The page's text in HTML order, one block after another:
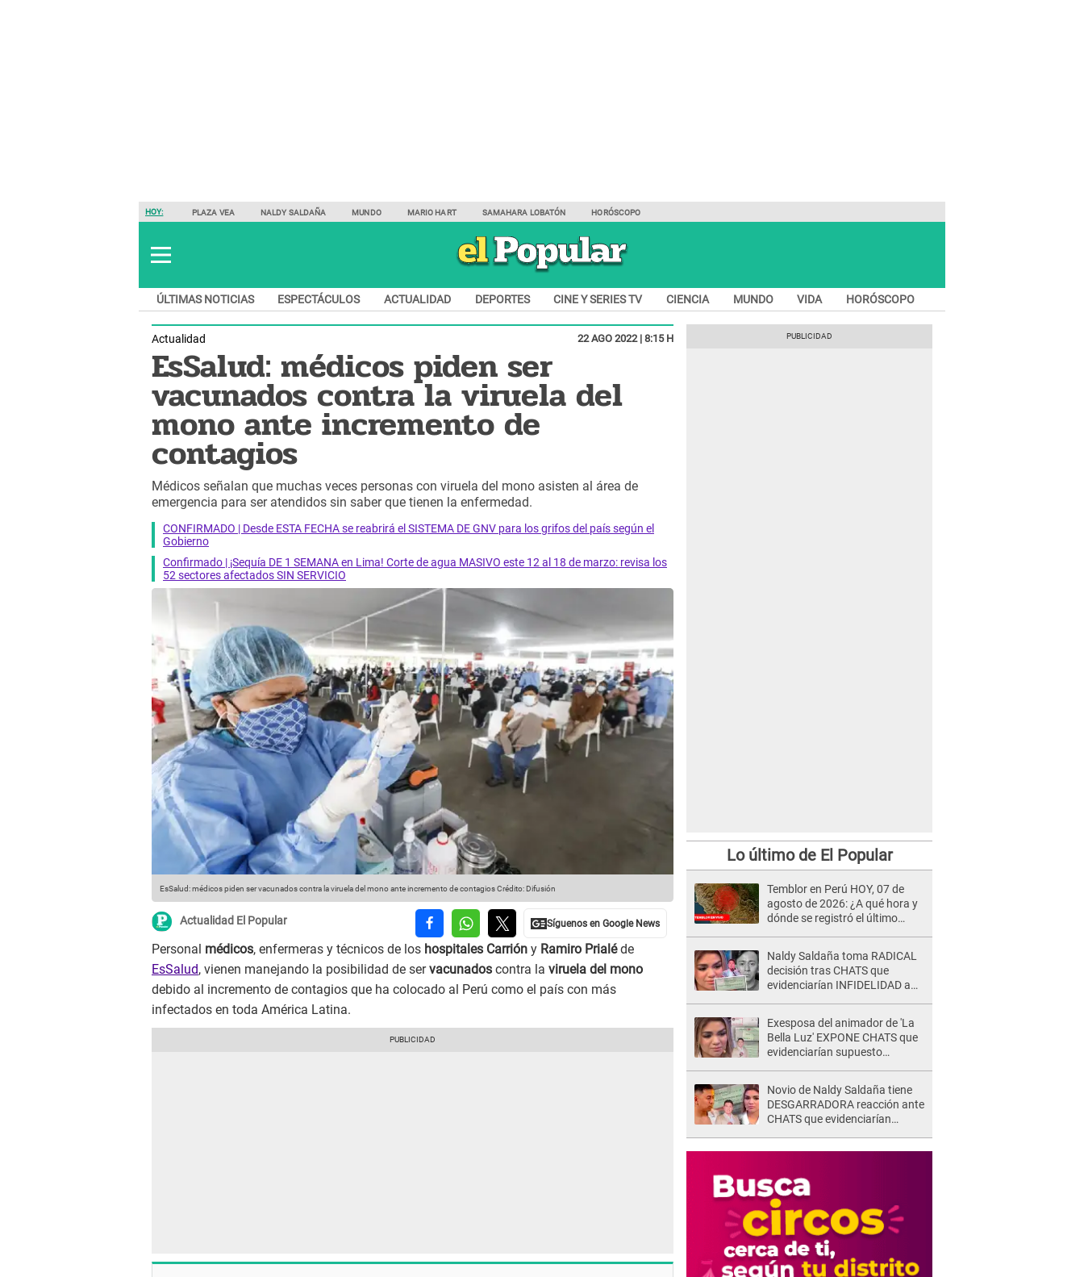
HOY: PLAZA VEA NALDY SALDAÑA MUNDO MARIO HART SAMAHARA LOBATÓN HORÓSCOPO
ÚLTIMAS NOTICIAS ESPECTÁCULOS ACTUALIDAD DEPORTES CINE Y SERIES TV CIENCIA MUNDO VIDA HORÓSCOPO
Actualidad 22 AGO 2022 | 8:15 H
EsSalud: médicos piden ser
vacunados contra la viruela del
mono ante incremento de
contagios
Médicos señalan que muchas veces personas con viruela del mono asisten al área de
emergencia para ser atendidos sin saber que tienen la enfermedad.
CONFIRMADO | Desde ESTA FECHA se reabrirá el SISTEMA DE GNV para los grifos del país según el
Gobierno
Confirmado | ¡Sequía DE 1 SEMANA en Lima! Corte de agua MASIVO este 12 al 18 de marzo: revisa los
52 sectores afectados SIN SERVICIO
EsSalud: médicos piden ser vacunados contra la viruela del mono ante incremento de contagiosCrédito: Difusión
Actualidad El Popular
Personal médicos, enfermeras y técnicos de los hospitales Carrión y Ramiro Prialéde
EsSalud, vienen manejando la posibilidad de servacunados contra la viruela del mono
debido al incremento de contagios que ha colocado al Perú como el país con más
infectados en toda América Latina.
Lo último de El Popular
Temblor en Perú HOY, 07 de
agosto de 2026: ¿A qué hora y
dónde se registró el último
Naldy Saldaña toma RADICAL
decisión tras CHATS que
evidenciarían INFIDELIDAD a
Exesposa del animador de 'La
Bella Luz' EXPONE CHATS que
evidenciarían supuesto
Novio de Naldy Saldaña tiene
DESGARRADORA reacción ante
CHATS que evidenciarían